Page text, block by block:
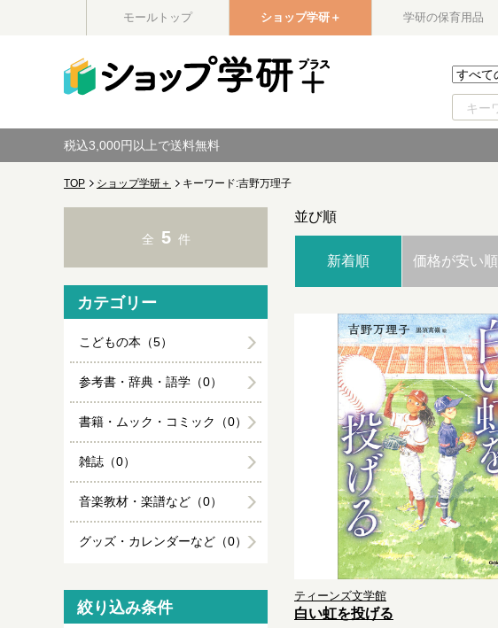
モールトップ ショップ学研＋ 学研の保育用品
税込3,000円以上で送料無料
TOP ショップ学研＋ キーワード:吉野万理子
並び順
新着順 価格が安い順
ティーンズ文学館
白い虹を投げる
全 5 件
カテゴリー
こどもの本（5）
参考書・辞典・語学（0）
書籍・ムック・コミック（0）
雑誌（0）
音楽教材・楽譜など（0）
グッズ・カレンダーなど（0）
絞り込み条件